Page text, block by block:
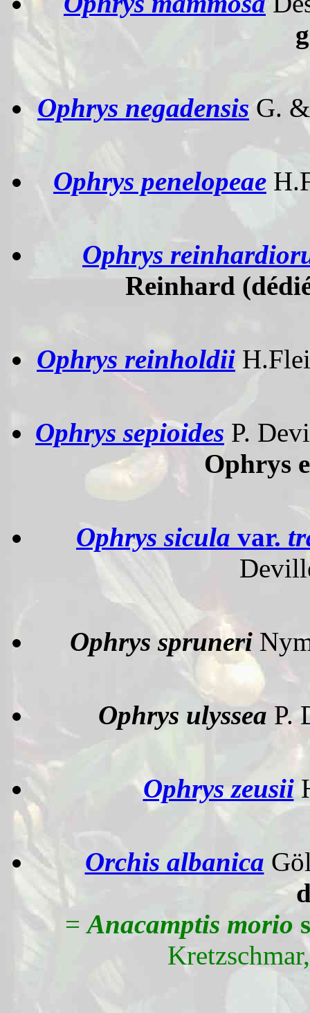
Ophrys negadensis G.
Ophrys penelopeae
Ophrys
Reinhard
Ophrys reinholdii
Ophrys sepioides P.
Ophrys
Ophrys sicula var.
Ophrys spruneri
Ophrys ulyssea P.
Ophrys zeusii
Orchis albanica
=Anacamptis morio